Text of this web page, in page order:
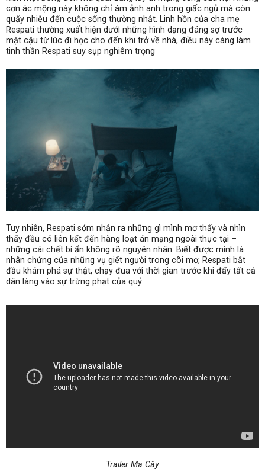
cơn ác mộng này không chỉ ám ảnh anh trong giấc ngủ mà còn
quấy nhiễu đến cuộc sống thường nhật. Linh hồn của cha mẹ
Respati thường xuất hiện dưới những hình dạng đáng sợ trước
mặt cậu từ lúc đi học cho đến khi trở về nhà, điều này càng làm
tinh thần Respati suy sụp nghiêm trọng
Tuy nhiên, Respati sớm nhận ra những gì mình mơ thấy và nhìn
thấy đều có liên kết đến hàng loạt án mạng ngoài thực tại –
những cái chết bí ẩn không rõ nguyên nhân. Biết được mình là
nhân chứng của những vụ giết người trong cõi mơ, Respati bắt
đầu khám phá sự thật, chạy đua với thời gian trước khi đẩy tất cả
dân làng vào sự trừng phạt của quỷ.
Trailer Ma Cây